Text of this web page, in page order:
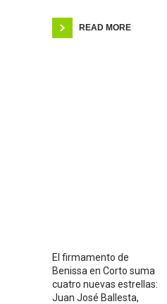
READ MORE
El firmamento de
Benissa en Corto suma
cuatro nuevas estrellas:
Juan José Ballesta,